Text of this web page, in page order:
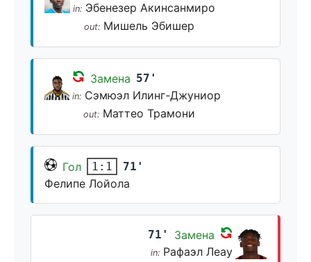
in: Эбенезер Акинсанмиро
out: Мишель Эбишер
Замена 57'
in: Сэмюэл Илинг-Джуниор
out: Маттео Трамони
Гол 1:1 71'
Фелипе Лойола
71' Замена
in: Рафаэл Леау